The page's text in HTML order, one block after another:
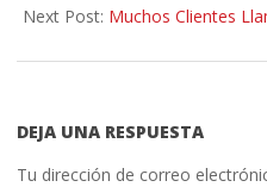
17
Next Post: Muchos Clientes
DEJA UNA RESPUESTA
Tu dirección de correo